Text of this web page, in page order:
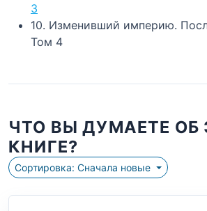
3
10. Изменивший империю.
Том 4
ЧТО ВЫ ДУМАЕТЕ ОБ
КНИГЕ?
Сортировка: Сначала новые